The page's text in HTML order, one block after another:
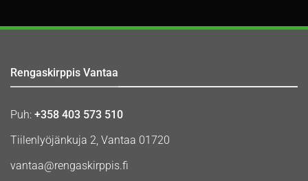
Rengaskirppis Vantaa
Puh: +358 403 573 510
Tiilenlyöjänkuja 2, Vantaa 01720
vantaa@rengaskirppis.fi